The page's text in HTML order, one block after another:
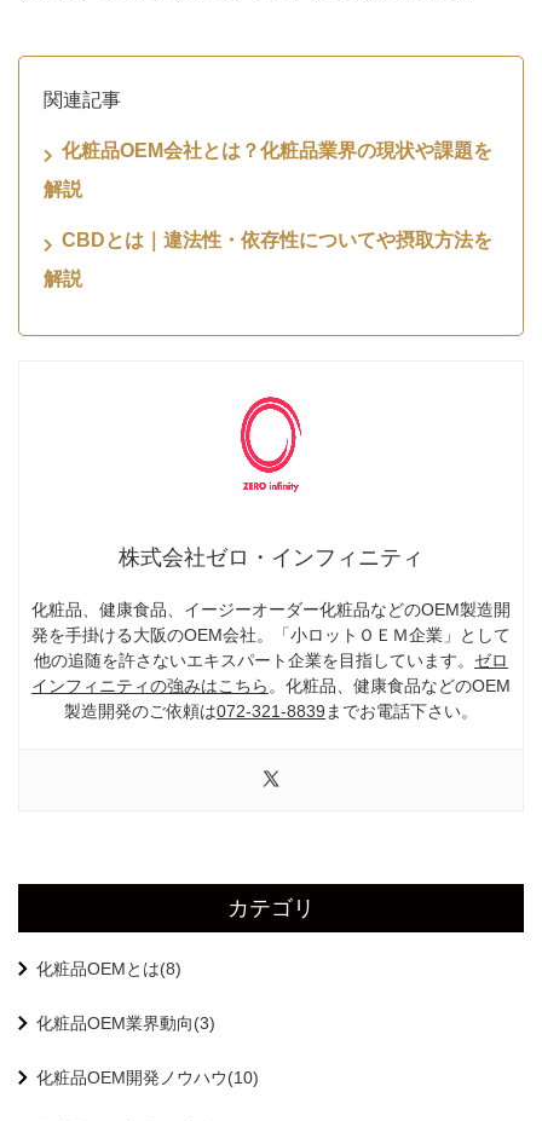
関連記事
化粧品OEM会社とは？化粧品業界の現状や課題を
解説
CBDとは｜違法性・依存性についてや摂取方法を
解説
株式会社ゼロ・インフィニティ
化粧品、健康食品、イージーオーダー化粧品などのOEM製造開
発を手掛ける大阪のOEM会社。「小ロットＯＥＭ企業」として
他の追随を許さないエキスパート企業を目指しています。 ゼロ
インフィニティの強みはこちら 。化粧品、健康食品などのOEM
製造開発のご依頼は072-321-8839 までお電話下さい。
カテゴリ
化粧品OEMとは(8)
化粧品OEM業界動向(3)
化粧品OEM開発ノウハウ(10)